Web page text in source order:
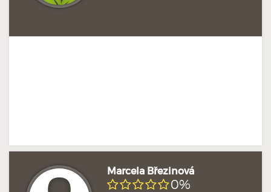
Marcela Březinová
0%